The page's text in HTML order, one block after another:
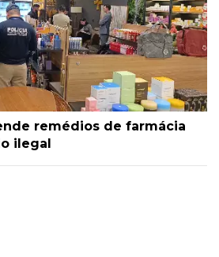
remédios de farmácia
ilegal